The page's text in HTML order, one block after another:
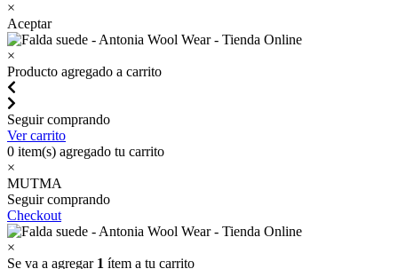
×
Aceptar
×
Producto agregado a carrito
Seguir comprando
Ver carrito
0 item(s) agregado tu carrito
×
MUTMA
Seguir comprando
Checkout
×
Se va a agregar 1 ítem a tu carrito